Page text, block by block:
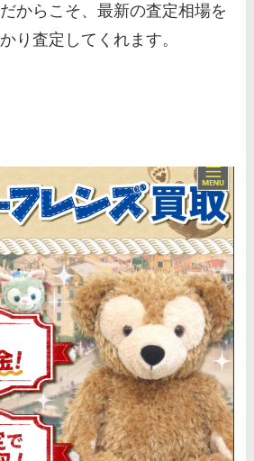
からこそ、最新の査定相場を
り査定してくれます。